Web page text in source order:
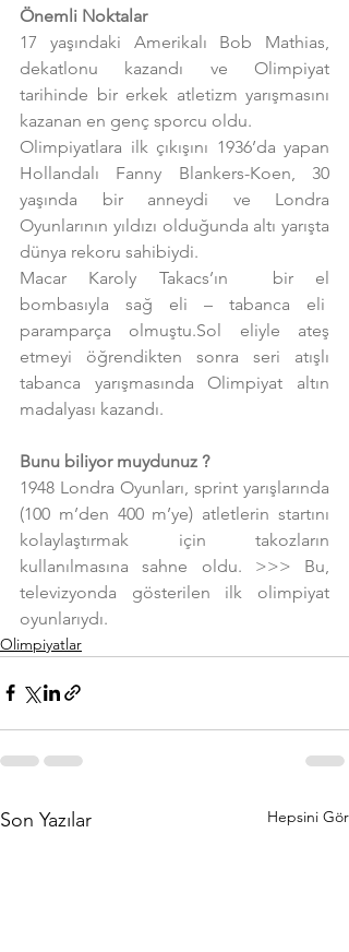
Önemli Noktalar
17 yaşındaki Amerikalı Bob Mathias,
dekatlonu kazandı ve Olimpiyat
tarihinde bir erkek atletizm yarışmasını
kazanan en genç sporcu oldu.
Olimpiyatlara ilk çıkışını 1936’da yapan
Hollandalı Fanny Blankers-Koen, 30
yaşında bir anneydi ve Londra
Oyunlarının yıldızı olduğunda altı yarışta
dünya rekoru sahibiydi.
Macar Karoly Takacs’ın  bir el
bombasıyla sağ eli – tabanca eli
paramparça olmuştu.Sol eliyle ateş
etmeyi öğrendikten sonra seri atışlı
tabanca yarışmasında Olimpiyat altın
madalyası kazandı.
Bunu biliyor muydunuz ?
1948 Londra Oyunları, sprint yarışlarında
(100 m’den 400 m’ye) atletlerin startını
kolaylaştırmak için takozların
kullanılmasına sahne oldu. >>> Bu,
televizyonda gösterilen ilk olimpiyat
oyunlarıydı.
Olimpiyatlar
Son Yazılar Hepsini Gör